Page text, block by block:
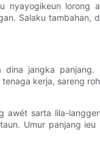
lorong
Salaku
jangka panjang.
kerja, sareng
sarta lila-
Umur panjang